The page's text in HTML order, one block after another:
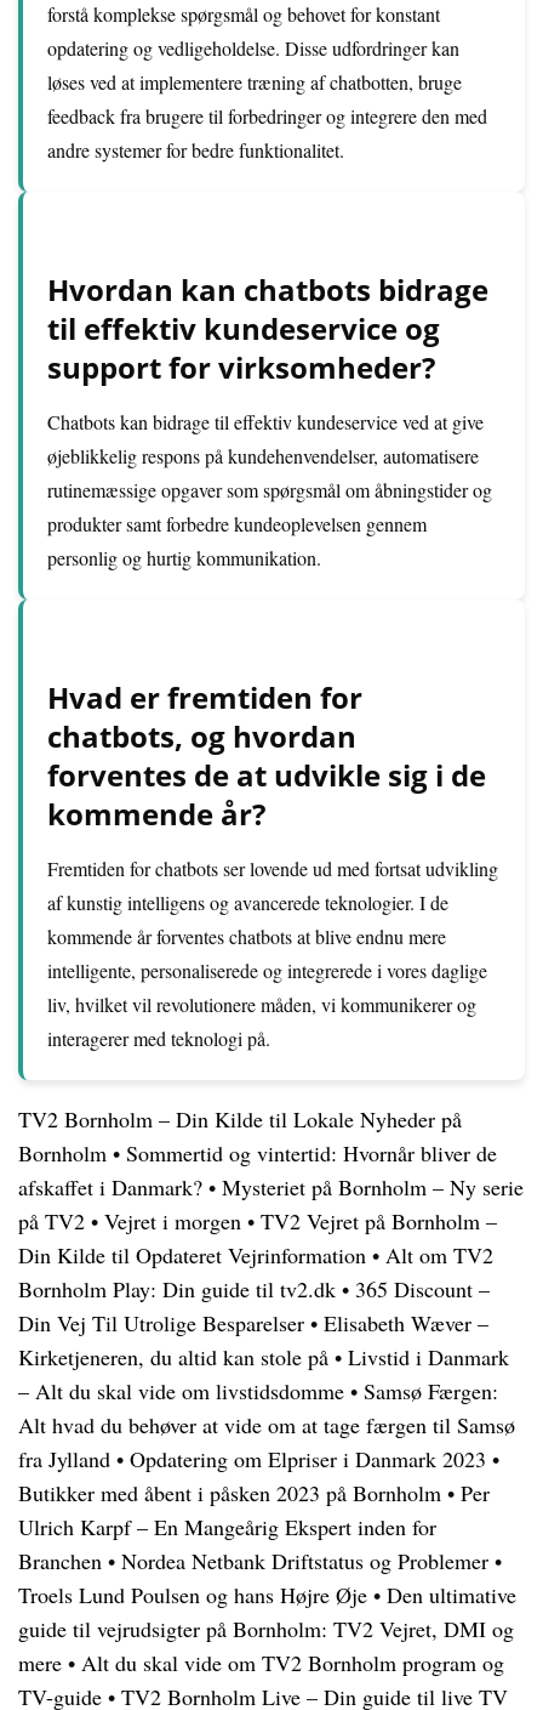
forstå komplekse spørgsmål og behovet for konstant
opdatering og vedligeholdelse. Disse udfordringer kan
løses ved at implementere træning af chatbotten, bruge
feedback fra brugere til forbedringer og integrere den med
andre systemer for bedre funktionalitet.
Hvordan kan chatbots bidrage
til effektiv kundeservice og
support for virksomheder?
Chatbots kan bidrage til effektiv kundeservice ved at give
øjeblikkelig respons på kundehenvendelser, automatisere
rutinemæssige opgaver som spørgsmål om åbningstider og
produkter samt forbedre kundeoplevelsen gennem
personlig og hurtig kommunikation.
Hvad er fremtiden for
chatbots, og hvordan
forventes de at udvikle sig i de
kommende år?
Fremtiden for chatbots ser lovende ud med fortsat udvikling
af kunstig intelligens og avancerede teknologier. I de
kommende år forventes chatbots at blive endnu mere
intelligente, personaliserede og integrerede i vores daglige
liv, hvilket vil revolutionere måden, vi kommunikerer og
interagerer med teknologi på.
TV2 Bornholm – Din Kilde til Lokale Nyheder på
Bornholm • Sommertid og vintertid: Hvornår bliver de
afskaffet i Danmark? • Mysteriet på Bornholm – Ny serie
på TV2 • Vejret i morgen • TV2 Vejret på Bornholm –
Din Kilde til Opdateret Vejrinformation • Alt om TV2
Bornholm Play: Din guide til tv2.dk • 365 Discount –
Din Vej Til Utrolige Besparelser • Elisabeth Wæver –
Kirketjeneren, du altid kan stole på • Livstid i Danmark
– Alt du skal vide om livstidsdomme • Samsø Færgen:
Alt hvad du behøver at vide om at tage færgen til Samsø
fra Jylland • Opdatering om Elpriser i Danmark 2023 •
Butikker med åbent i påsken 2023 på Bornholm • Per
Ulrich Karpf – En Mangeårig Ekspert inden for
Branchen • Nordea Netbank Driftstatus og Problemer •
Troels Lund Poulsen og hans Højre Øje • Den ultimative
guide til vejrudsigter på Bornholm: TV2 Vejret, DMI og
mere • Alt du skal vide om TV2 Bornholm program og
TV-guide • TV2 Bornholm Live – Din guide til live TV